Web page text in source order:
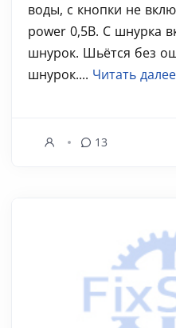
воды, с кнопки не
power 0,5В. С шнурка
шнурок. Шьётся без
шнурок.... Читать далее
13